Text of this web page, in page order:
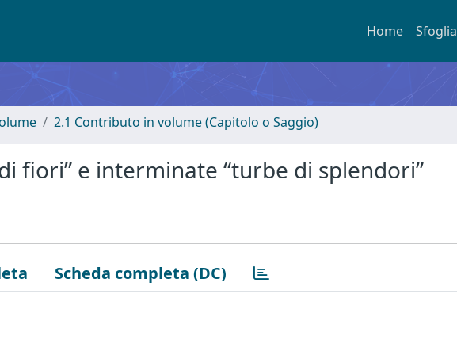
Home Sfoglia
2.1 Contributo in volume (Capitolo o Saggio)
fiori” e interminate “turbe di splendori”
Scheda completa (DC)